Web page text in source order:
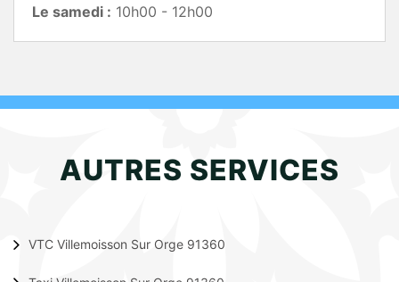
Le samedi : 10h00 - 12h00
AUTRES SERVICES
VTC Villemoisson Sur Orge 91360